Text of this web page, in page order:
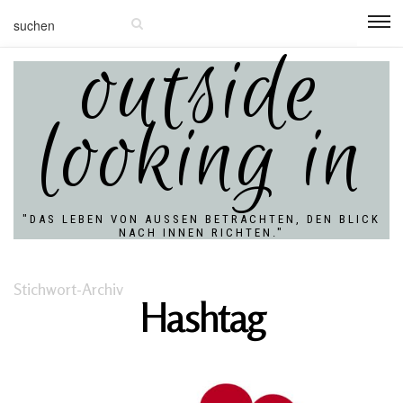
outside
looking in
"DAS LEBEN VON AUSSEN BETRACHTEN, DEN BLICK N
ACH INNEN RICHTEN."
Stichwort-Archiv
Hashtag